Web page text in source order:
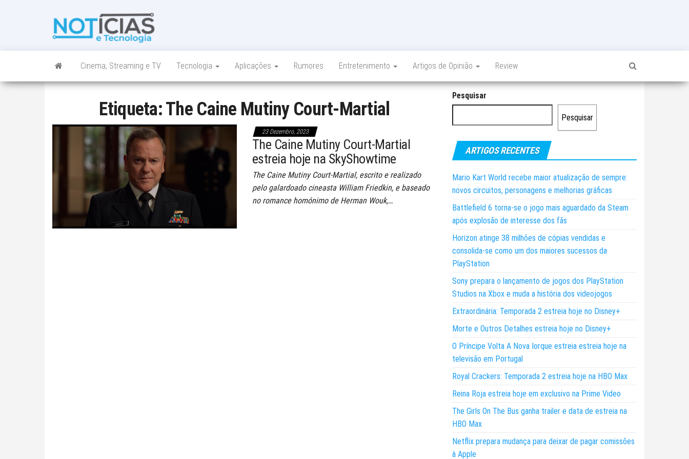
num só lugar
Cinema, Streaming e TV Tecnologia Aplicações Rumores Entretenimento Artigos de Opinião Review
Etiqueta:The Caine Mutiny Court-Martial
23 Dezembro, 2023
The Caine Mutiny Court-Martial
estreia hoje na SkyShowtime
The Caine Mutiny Court-Martial, escrito e realizado
pelo galardoado cineasta William Friedkin, e baseado
no romance homónimo de Herman Wouk,…
Pesquisar
Pesquisar
ARTIGOS RECENTES
Mario Kart World recebe maior atualização de sempre:
novos circuitos, personagens e melhorias gráficas
Battlefield 6 torna-se o jogo mais aguardado da Steam
após explosão de interesse dos fãs
Horizon atinge 38 milhões de cópias vendidas e
consolida-se como um dos maiores sucessos da
PlayStation
Sony prepara o lançamento de jogos dos PlayStation
Studios na Xbox e muda a história dos videojogos
Extraordinária: Temporada 2 estreia hoje no Disney+
Morte e Outros Detalhes estreia hoje no Disney+
O Príncipe Volta A Nova Iorque estreia estreia hoje na
televisão em Portugal
Royal Crackers: Temporada 2 estreia hoje na HBO Max
Reina Roja estreia hoje em exclusivo na Prime Video
The Girls On The Bus ganha trailer e data de estreia na
HBO Max
Netflix prepara mudança para deixar de pagar comissões
à Apple